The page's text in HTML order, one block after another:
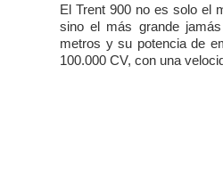
El Trent 900 no es solo el
sino el más grande
metros y su potencia de
100.000 CV, con una